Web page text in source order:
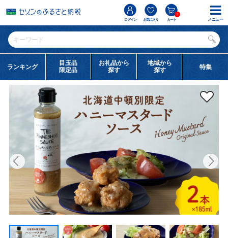
ログイン お気に入り カート
0
ランキング
目玉品
限定品
お礼品から
探す
地域から
探す
特集
メニュー